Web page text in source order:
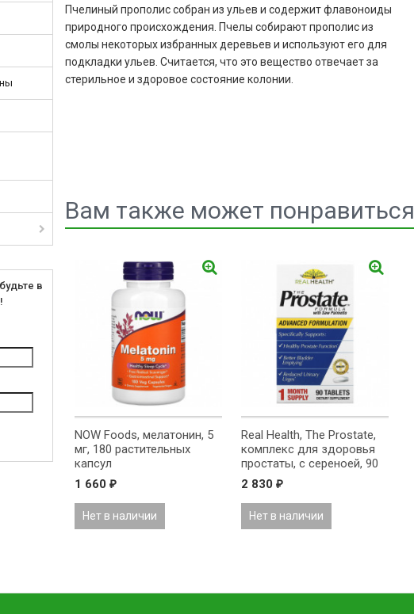
в
Пчелиный прополис собран из ульев и содержит флавоноиды
природного происхождения. Пчелы собирают прополис из
смолы некоторых избранных деревьев и используют его для
подкладки ульев. Считается, что это вещество отвечает за
стерильное и здоровое состояние колонии.
Вам также может понравиться
NOW Foods, мелатонин, 5
мг, 180 растительных
капсул
1 660 ₽
Нет в наличии
Real Health, The Prostate,
комплекс для здоровья
простаты, с сереноей, 90
таблеток
2 830 ₽
Нет в наличии